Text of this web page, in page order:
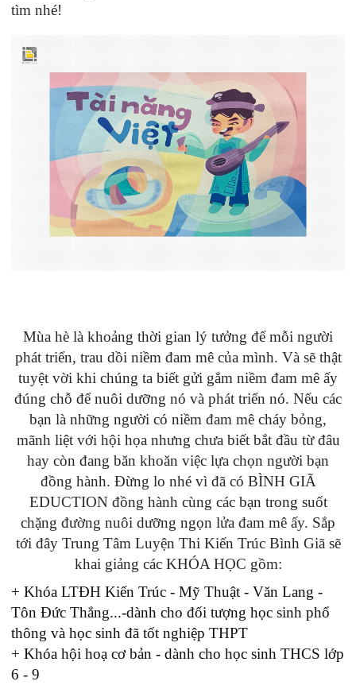
tìm nhé!
Mùa hè là khoảng thời gian lý tưởng để mỗi người
phát triển, trau dồi niềm đam mê của mình. Và sẽ thật
tuyệt vời khi chúng ta biết gửi gắm niềm đam mê ấy
đúng chỗ để nuôi dưỡng nó và phát triển nó. Nếu các
bạn là những người có niềm đam mê cháy bỏng,
mãnh liệt với hội họa nhưng chưa biết bắt đầu từ đâu
hay còn đang băn khoăn việc lựa chọn người bạn
đồng hành. Đừng lo nhé vì đã có BÌNH GIÃ
EDUCTION đồng hành cùng các bạn trong suốt
chặng đường nuôi dưỡng ngọn lửa đam mê ấy. Sắp
tới đây Trung Tâm Luyện Thi Kiến Trúc Bình Giã sẽ
khai giảng các KHÓA HỌC gồm:
+ Khóa LTĐH Kiến Trúc - Mỹ Thuật - Văn Lang -
Tôn Đức Thắng...-dành cho đối tượng học sinh phổ
thông và học sinh đã tốt nghiệp THPT
+ Khóa hội hoạ cơ bản - dành cho học sinh THCS lớp
6 - 9